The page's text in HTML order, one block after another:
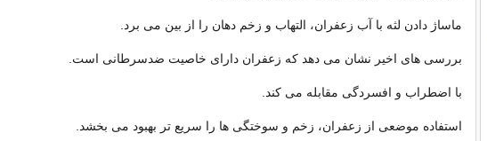
ماساژ دادن لثه با آب زعفران، التهاب و زخم دهان را از بین می برد.
بررسی های اخیر نشان می دهد که زعفران دارای خاصیت ضدسرطانی است.
با اضطراب و افسردگی مقابله می کند.
استفاده موضعی از زعفران، زخم و سوختگی ها را سریع تر بهبود می بخشد.